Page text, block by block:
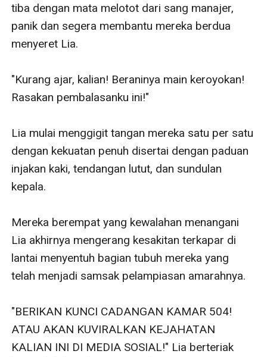
tiba dengan mata melotot dari sang manajer,
panik dan segera membantu mereka berdua
menyeret Lia.
"Kurang ajar, kalian! Beraninya main keroyokan!
Rasakan pembalasanku ini!"
Lia mulai menggigit tangan mereka satu per satu
dengan kekuatan penuh disertai dengan paduan
injakan kaki, tendangan lutut, dan sundulan
kepala.
Mereka berempat yang kewalahan menangani
Lia akhirnya mengerang kesakitan terkapar di
lantai menyentuh bagian tubuh mereka yang
telah menjadi samsak pelampiasan amarahnya.
"BERIKAN KUNCI CADANGAN KAMAR 504!
ATAU AKAN KUVIRALKAN KEJAHATAN
KALIAN INI DI MEDIA SOSIAL!" Lia berteriak